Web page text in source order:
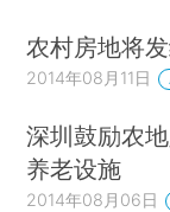
农村房地将
2014年08月11日
深圳鼓励农
养老设施
2014年08月06日